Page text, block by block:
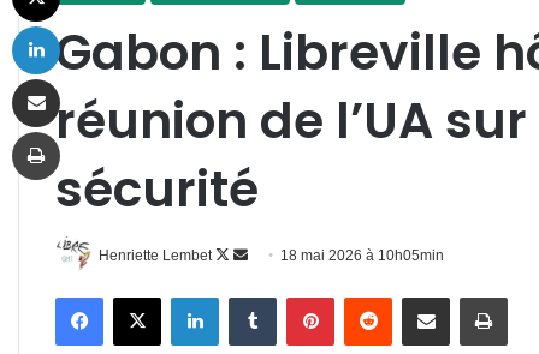
Gabon : Libreville
réunion de l’UA
sécurité
Henriette Lembet
Follow
Envoyer
courriel
18 mai 2026 à 10h05min
FacebookX LinkedinTumblr PinterestReddit Partager par email
Imprimer